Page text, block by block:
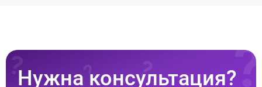
Нужна консультация?